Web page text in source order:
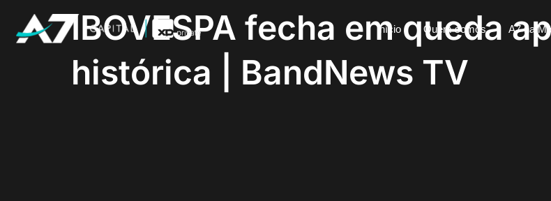
Início Quem somos A7 na
IBOVESPA fecha em queda
histórica | BandNews TV